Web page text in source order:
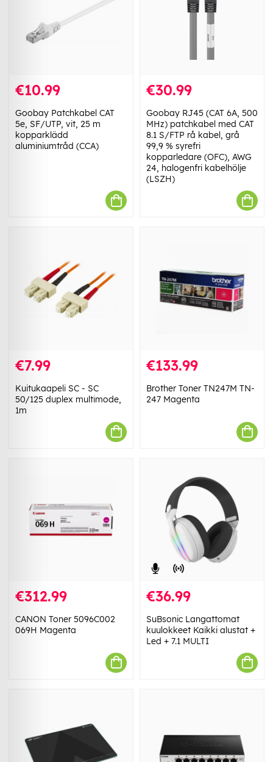
€10.99
Goobay Patchkabel CAT
5e, SF/UTP, vit, 25 m
kopparklädd
aluminiumtråd (CCA)
€30.99
Goobay RJ45 (CAT 6A, 500
MHz) patchkabel med CAT
8.1 S/FTP rå kabel, grå
99,9 % syrefri
kopparledare (OFC), AWG
24, halogenfri kabelhölje
(LSZH)
€7.99
Kuitukaapeli SC - SC
50/125 duplex multimode,
1m
€133.99
Brother Toner TN247M TN-
247 Magenta
€312.99
CANON Toner 5096C002
069H Magenta
€36.99
SuBsonic Langattomat
kuulokkeet Kaikki alustat +
Led + 7.1 MULTI